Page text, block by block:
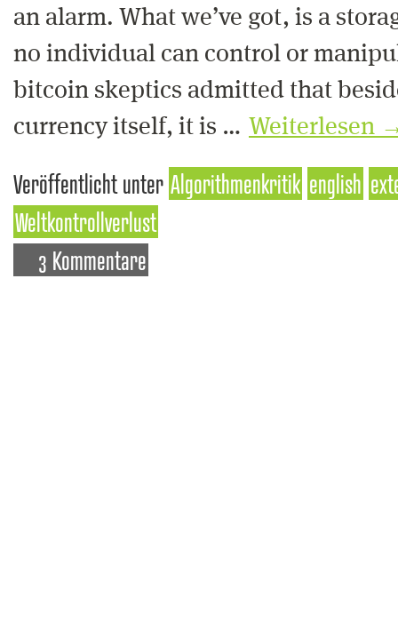
an alarm. What we’ve got, is a
no individual can control or
bitcoin skeptics admitted that
currency itself, it is … Weiterlesen
Veröffentlicht unter Algorithmenkritik english
Weltkontrollverlust
3 Kommentare